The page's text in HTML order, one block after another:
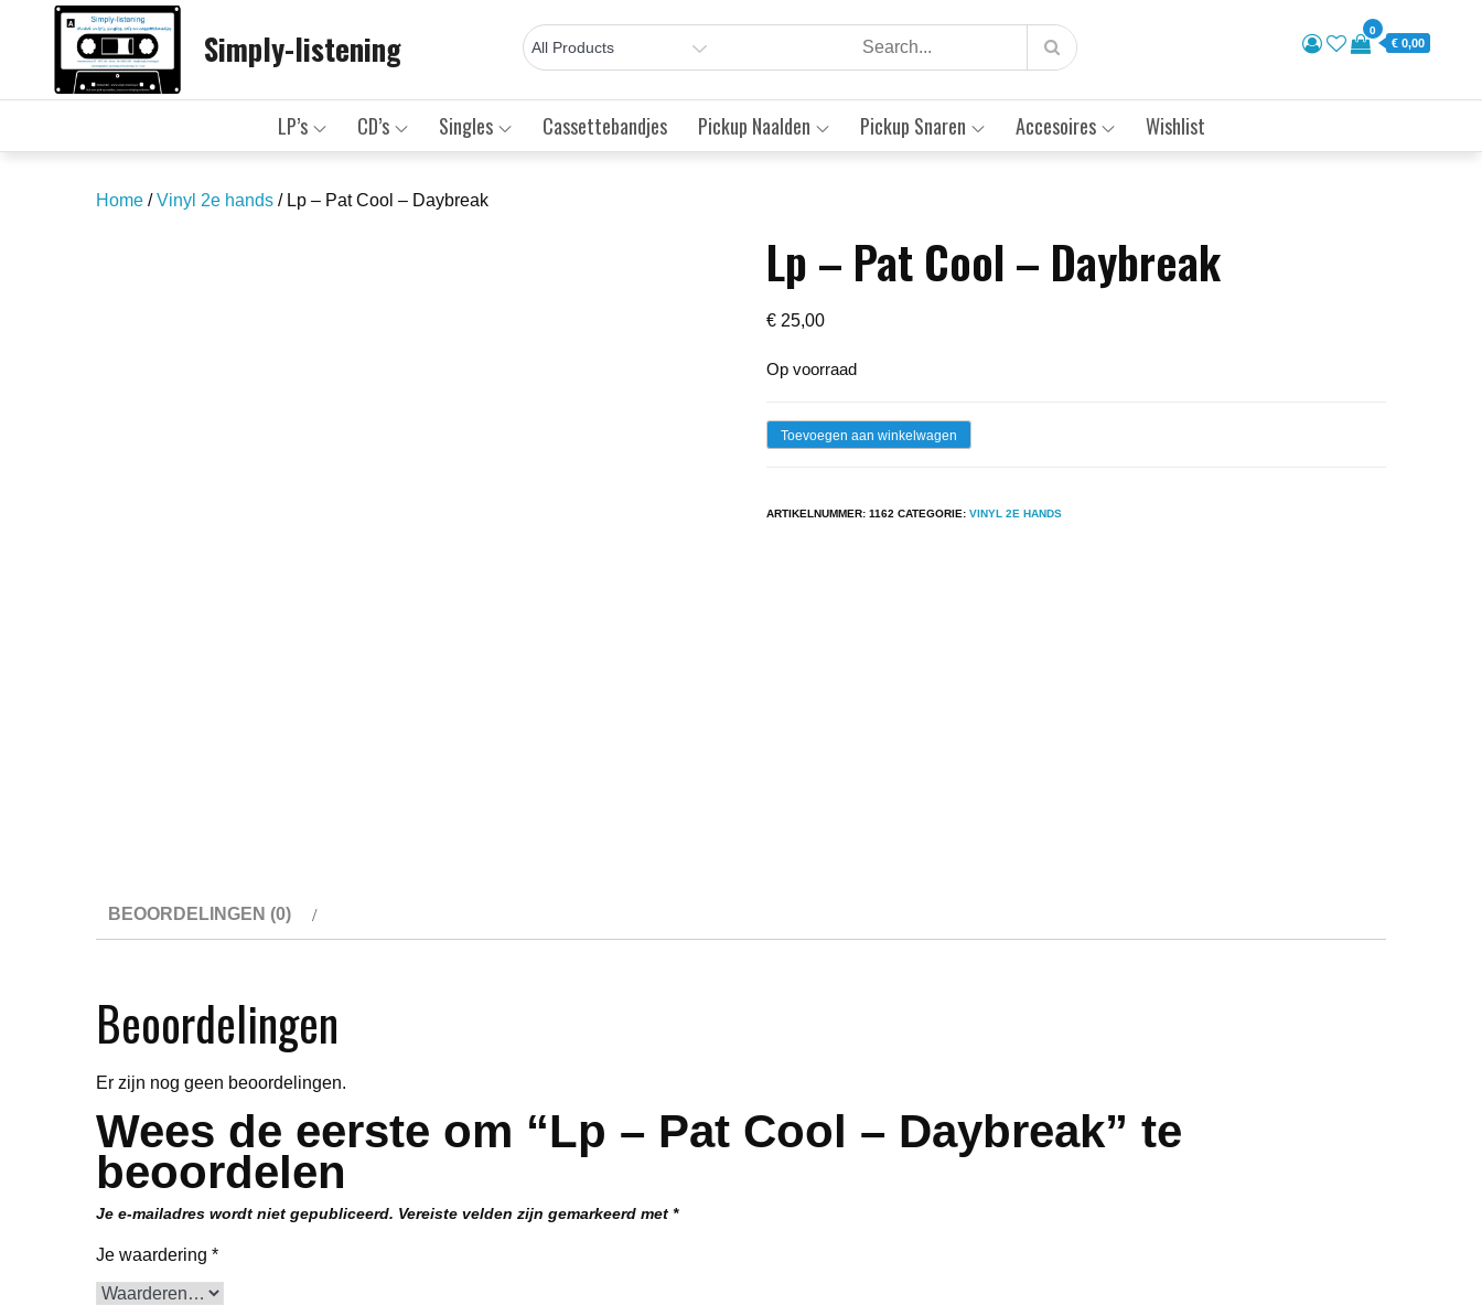
Simply-listening 0
€ 0,00
LP’s CD’s Singles Cassettebandjes Pickup Naalden Pickup Snaren Accesoires Wishlist
Home /Vinyl 2e hands / Lp – Pat Cool – Daybreak
Lp – Pat Cool – Daybreak
€ 25,00
Op voorraad
LpToevoegen aan winkelwagen
ARTIKELNUMMER:1162 CATEGORIE:VINYL 2E HANDS
BEOORDELINGEN (0)
Beoordelingen
Er zijn nog geen beoordelingen.
Wees de eerste om “Lp – Pat Cool – Daybreak” te
beoordelen
Je e-mailadres wordt niet gepubliceerd. Vereiste velden zijn gemarkeerd met *
Je waardering *